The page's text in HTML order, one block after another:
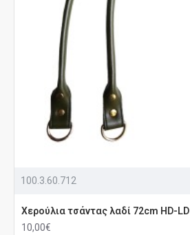
100.3.60.712
Χερούλια τσάντας λαδί 72cm HD-LD
10,00€